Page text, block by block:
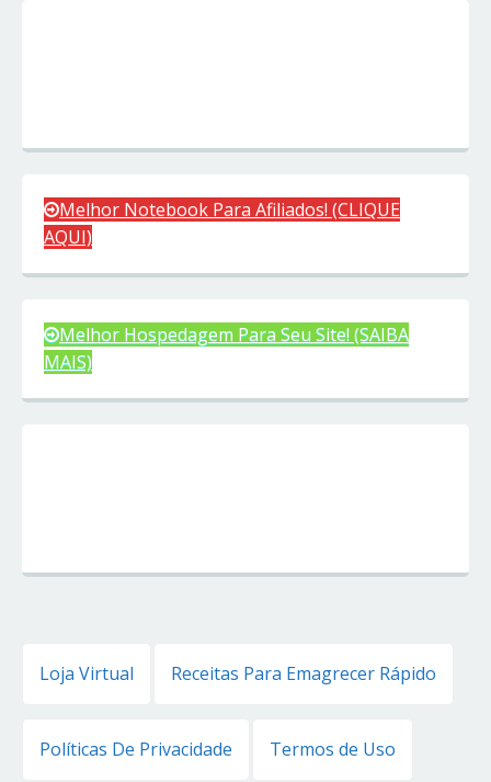
Melhor Notebook Para Afiliados! (CLIQUE
AQUI)
Melhor Hospedagem Para Seu Site! (SAIBA
MAIS)
Loja Virtual Receitas Para Emagrecer Rápido
Políticas De Privacidade Termos de Uso